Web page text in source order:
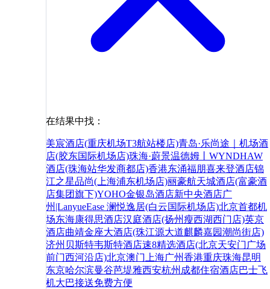
在结果中找：
美宸酒店(重庆机场T3航站楼店)青岛·乐尚途｜机场酒
店(胶东国际机场店)珠海·蔚景温德姆丨WYNDHAW
酒店(珠海站华发商都店)香港东涌福朋喜来登酒店锦
江之星品尚(上海浦东机场店)丽豪航天城酒店(富豪酒
店集团旗下)YOHO金银岛酒店新中央酒店广
州|LanyueEase 澜悦逸居(白云国际机场店)北京首都机
场东海康得思酒店汉庭酒店(扬州瘦西湖西门店)英京
酒店曲靖金座大酒店(珠江源大道麒麟嘉园潮尚街店)
济州贝斯特韦斯特酒店速8精选酒店(北京天安门广场
前门西河沿店)北京澳门 上海广州香港重庆珠海昆明
东京哈尔滨曼谷芭堤雅西安杭州 成都住宿酒店巴士飞
机大巴接送免费方便